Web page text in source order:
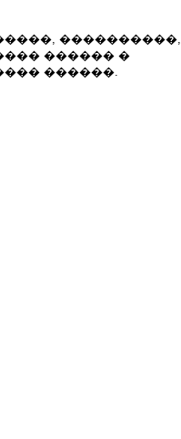
����������,
������ �
������.